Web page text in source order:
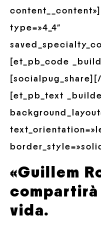
type=»4_4″
[et_pb_code
[et_pb_text
«Guillem
vida.